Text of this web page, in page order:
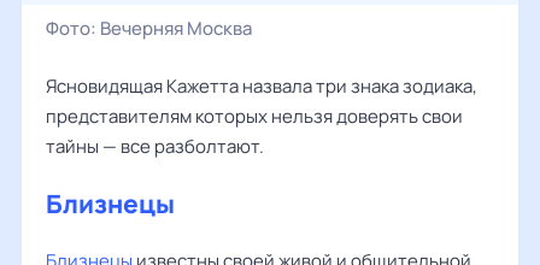
Фото: Вечерняя Москва
Ясновидящая Кажетта назвала три знака зодиака,
представителям которых нельзя доверять свои
тайны — все разболтают.
Близнецы